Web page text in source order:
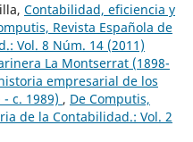
Contabilidad, eficiencia y
Revista Española de
Vol. 8 Núm. 14 (2011)
La Montserrat (1898-
empresarial de los
c. 1989) , De Computis,
de la Contabilidad.: Vol. 2